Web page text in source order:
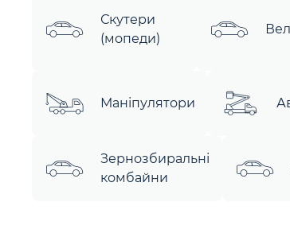
Скутери
(мопеди)
Маніпулятори
Зернозбиральні
комбайни